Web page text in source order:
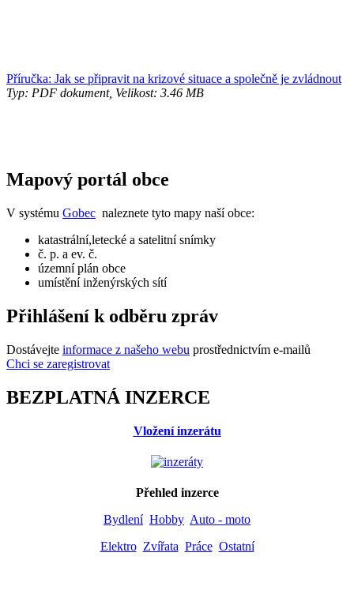
Příručka: Jak se připravit na krizové situace a společně je zvládnout
Typ: PDF dokument, Velikost: 3.46 MB
Mapový portál obce
V systému Gobec naleznete tyto mapy naší obce:
katastrální,letecké a satelitní snímky
č. p. a ev. č.
územní plán obce
umístění inženýrských sítí
Přihlášení k odběru zpráv
Dostávejte informace z našeho webu prostřednictvím e-mailů
Chci se zaregistrovat
BEZPLATNÁ INZERCE
Vložení inzerátu
Přehled inzerce
Bydlení Hobby Auto - moto
Elektro Zvířata Práce Ostatní